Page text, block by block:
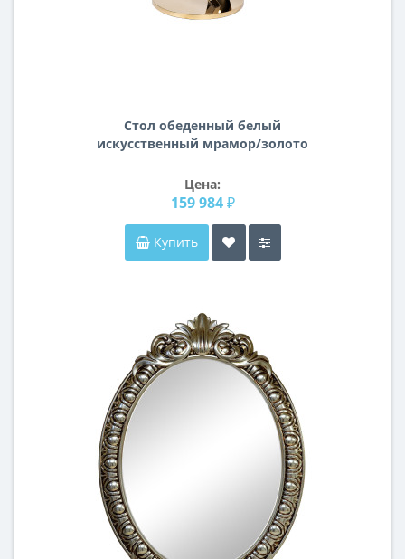
Стол обеденный белый
искусственный мрамор/золото
Цена:
159 984 ₽
Купить